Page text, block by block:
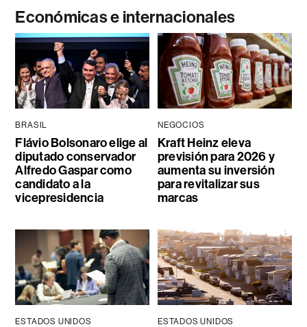
Económicas e internacionales
BRASIL
Flávio Bolsonaro elige al
diputado conservador
Alfredo Gaspar como
candidato a la
vicepresidencia
NEGOCIOS
Kraft Heinz eleva
previsión para 2026 y
aumenta su inversión
para revitalizar sus
marcas
ESTADOS UNIDOS ESTADOS UNIDOS